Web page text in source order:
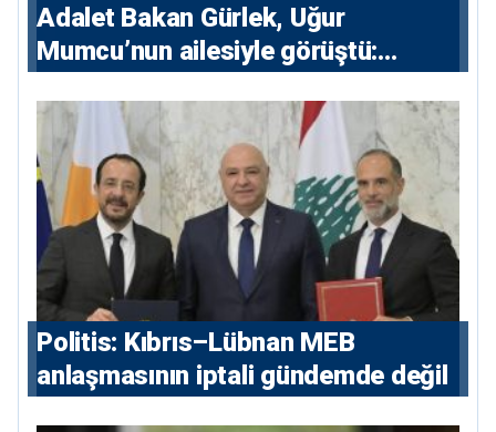
Adalet Bakan Gürlek, Uğur
Mumcu’nun ailesiyle görüştü:
devlet isterse her olayı ortaya
çıkarır”
Politis: Kıbrıs–Lübnan MEB
anlaşmasının iptali gündemde değil